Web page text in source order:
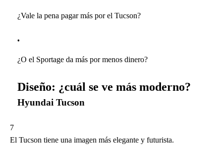
¿Vale la pena pagar más por el Tucson?
¿O el Sportage da más por menos dinero?
Diseño: ¿cuál se ve más moderno?
Hyundai Tucson
7
El Tucson tiene una imagen más elegante y futurista.